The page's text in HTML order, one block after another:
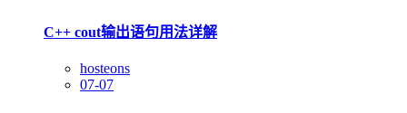
C++ cout输出语句用法详解
hosteons
07-07